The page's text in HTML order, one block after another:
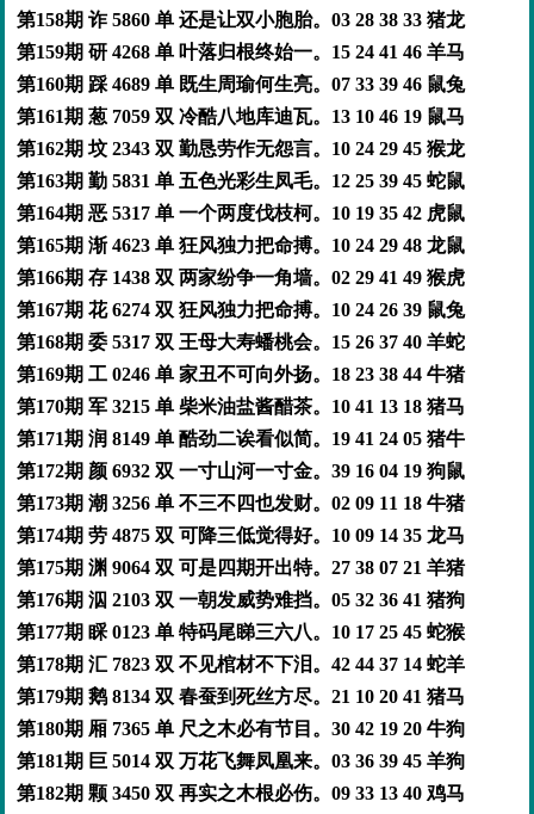
第158期 诈 5860 单 还是让双小胞胎。03 28 38 33 猪龙
第159期 研 4268 单 叶落归根终始一。15 24 41 46 羊马
第160期 踩 4689 单 既生周瑜何生亮。07 33 39 46 鼠兔
第161期 葱 7059 双 冷酷八地库迪瓦。13 10 46 19 鼠马
第162期 坟 2343 双 勤恳劳作无怨言。10 24 29 45 猴龙
第163期 勤 5831 单 五色光彩生凤毛。12 25 39 45 蛇鼠
第164期 恶 5317 单 一个两度伐枝柯。10 19 35 42 虎鼠
第165期 渐 4623 单 狂风独力把命搏。10 24 29 48 龙鼠
第166期 存 1438 双 两家纷争一角墙。02 29 41 49 猴虎
第167期 花 6274 双 狂风独力把命搏。10 24 26 39 鼠兔
第168期 委 5317 双 王母大寿蟠桃会。15 26 37 40 羊蛇
第169期 工 0246 单 家丑不可向外扬。18 23 38 44 牛猪
第170期 军 3215 单 柴米油盐酱醋茶。10 41 13 18 猪马
第171期 润 8149 单 酷劲二诶看似简。19 41 24 05 猪牛
第172期 颜 6932 双 一寸山河一寸金。39 16 04 19 狗鼠
第173期 潮 3256 单 不三不四也发财。02 09 11 18 牛猪
第174期 劳 4875 双 可降三低觉得好。10 09 14 35 龙马
第175期 渊 9064 双 可是四期开出特。27 38 07 21 羊猪
第176期 泅 2103 双 一朝发威势难挡。05 32 36 41 猪狗
第177期 睬 0123 单 特码尾睇三六八。10 17 25 45 蛇猴
第178期 汇 7823 双 不见棺材不下泪。42 44 37 14 蛇羊
第179期 鹅 8134 双 春蚕到死丝方尽。21 10 20 41 猪马
第180期 厢 7365 单 尺之木必有节目。30 42 19 20 牛狗
第181期 巨 5014 双 万花飞舞凤凰来。03 36 39 45 羊狗
第182期 颗 3450 双 再实之木根必伤。09 33 13 40 鸡马